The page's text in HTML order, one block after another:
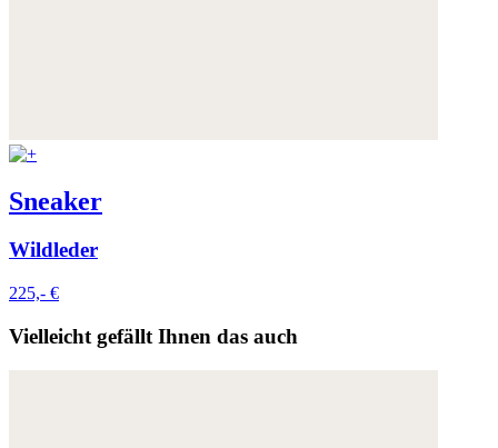
Sneaker
Wildleder
225,- €
Vielleicht gefällt Ihnen das auch